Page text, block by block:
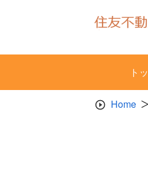
ト
Home